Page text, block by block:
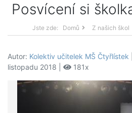
Posvícení si
Jste zde: Domů Z našich škol
Autor: Kolektiv učitelek MŠ Čtyřlístek
listopadu 2018 |
181x